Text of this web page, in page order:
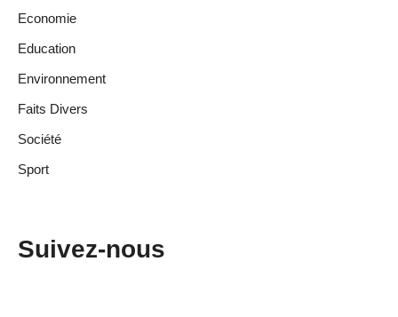
Economie
Education
Environnement
Faits Divers
Société
Sport
Suivez-nous